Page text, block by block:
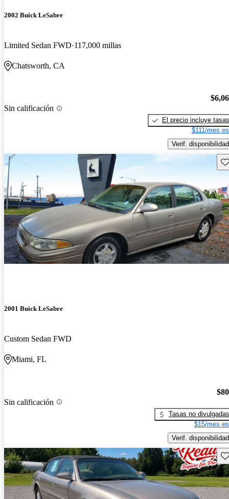
2002 Buick LeSabre
Limited Sedan FWD 117,000 millas
Chatsworth, CA
Sin calificación
El precio incluye tasas
$111/mes
Verif. disponibilidad
2001 Buick LeSabre
Custom Sedan FWD
Miami, FL
Sin calificación
Tasas no divulgadas
$15/mes
Verif. disponibilidad